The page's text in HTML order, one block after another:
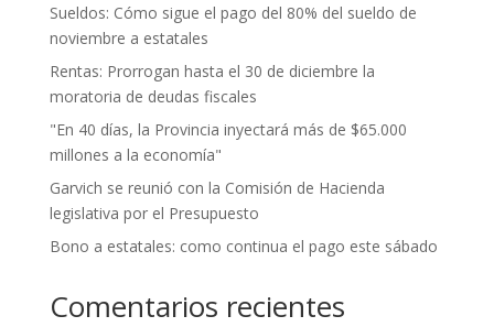
Sueldos: Cómo sigue el pago del 80% del sueldo de
noviembre a estatales
Rentas: Prorrogan hasta el 30 de diciembre la
moratoria de deudas fiscales
"En 40 días, la Provincia inyectará más de $65.000
millones a la economía"
Garvich se reunió con la Comisión de Hacienda
legislativa por el Presupuesto
Bono a estatales: como continua el pago este sábado
Comentarios recientes